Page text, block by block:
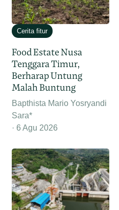
Cerita fitur
Food Estate Nusa
Tenggara Timur,
Berharap Untung
Malah Buntung
Bapthista Mario Yosryandi
Sara*
6 Agu 2026